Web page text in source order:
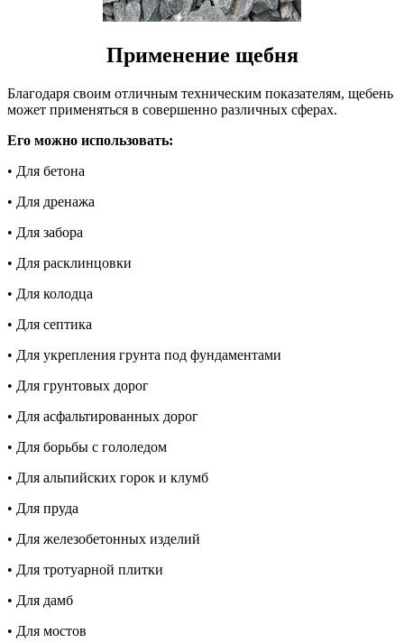
Применение щебня
Благодаря своим отличным техническим показателям, щебень
может применяться в совершенно различных сферах.
Его можно использовать:
• Для бетона
• Для дренажа
• Для забора
• Для расклинцовки
• Для колодца
• Для септика
• Для укрепления грунта под фундаментами
• Для грунтовых дорог
• Для асфальтированных дорог
• Для борьбы с гололедом
• Для альпийских горок и клумб
• Для пруда
• Для железобетонных изделий
• Для тротуарной плитки
• Для дамб
• Для мостов